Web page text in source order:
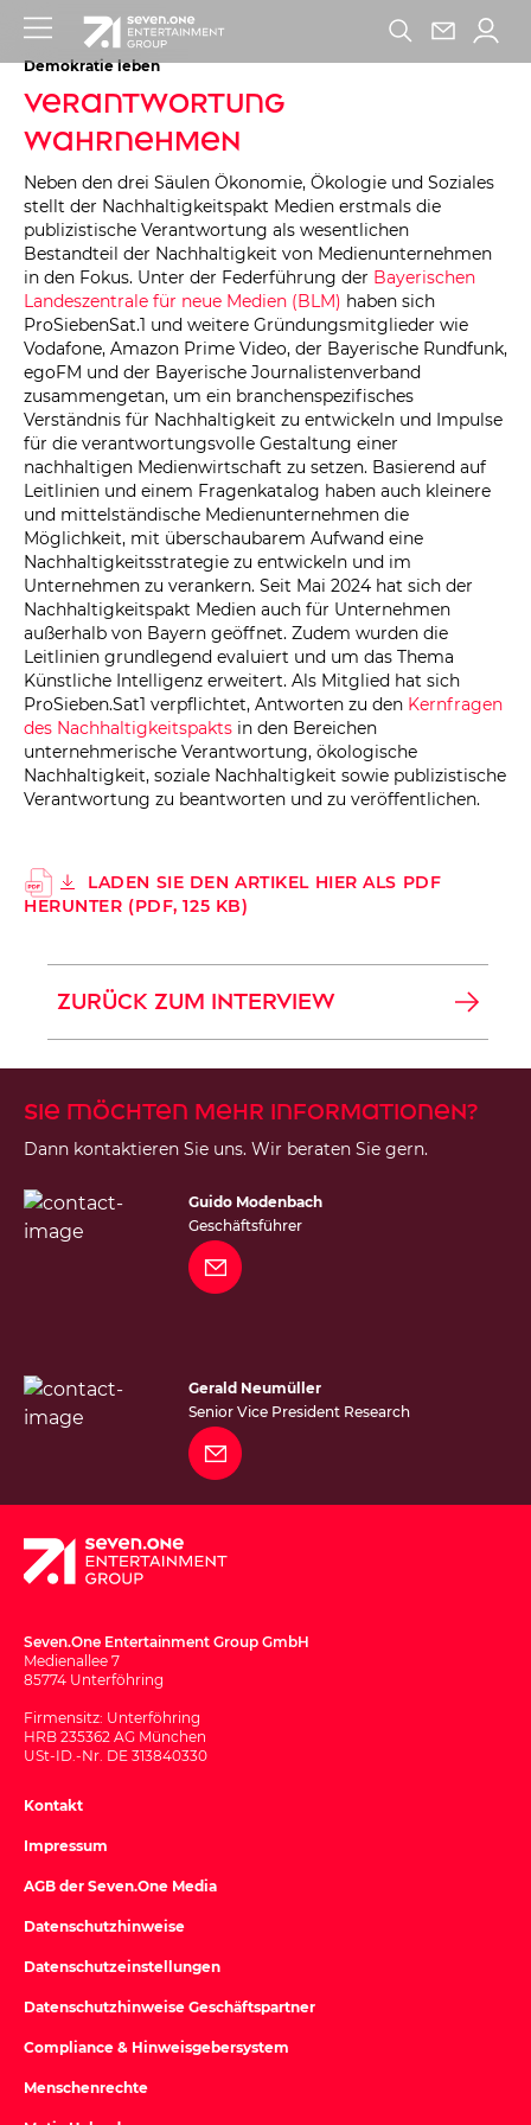
Demokratie leben
Verantwortung
wahrnehmen
Neben den drei Säulen Ökonomie, Ökologie und Soziales
stellt der Nachhaltigkeitspakt Medien erstmals die
publizistische Verantwortung als wesentlichen
Bestandteil der Nachhaltigkeit von Medienunternehmen
in den Fokus. Unter der Federführung der Bayerischen
Landeszentrale für neue Medien (BLM) haben sich
ProSiebenSat.1 und weitere Gründungsmitglieder wie
Vodafone, Amazon Prime Video, der Bayerische Rundfunk,
egoFM und der Bayerische Journalistenverband
zusammengetan, um ein branchenspezifisches
Verständnis für Nachhaltigkeit zu entwickeln und Impulse
für die verantwortungsvolle Gestaltung einer
nachhaltigen Medienwirtschaft zu setzen. Basierend auf
Leitlinien und einem Fragenkatalog haben auch kleinere
und mittelständische Medienunternehmen die
Möglichkeit, mit überschaubarem Aufwand eine
Nachhaltigkeitsstrategie zu entwickeln und im
Unternehmen zu verankern. Seit Mai 2024 hat sich der
Nachhaltigkeitspakt Medien auch für Unternehmen
außerhalb von Bayern geöffnet. Zudem wurden die
Leitlinien grundlegend evaluiert und um das Thema
Künstliche Intelligenz erweitert. Als Mitglied hat sich
ProSieben.Sat1 verpflichtet, Antworten zu den Kernfragen
des Nachhaltigkeitspakts in den Bereichen
unternehmerische Verantwortung, ökologische
Nachhaltigkeit, soziale Nachhaltigkeit sowie publizistische
Verantwortung zu beantworten und zu veröffentlichen.
LADEN SIE DEN ARTIKEL HIER ALS PDF
HERUNTER (PDF, 125 KB)
ZURÜCK ZUM INTERVIEW
Sie möchten mehr Informationen?
Dann kontaktieren Sie uns. Wir beraten Sie gern.
Guido Modenbach
Geschäftsführer
Gerald Neumüller
Senior Vice President Research
Seven.One Entertainment Group GmbH
Medienallee 7
85774 Unterföhring
Firmensitz: Unterföhring
HRB 235362 AG München
USt-ID.-Nr. DE 313840330
Kontakt
Impressum
AGB der Seven.One Media
Datenschutzhinweise
Datenschutzeinstellungen
Datenschutzhinweise Geschäftspartner
Compliance & Hinweisgebersystem
Menschenrechte